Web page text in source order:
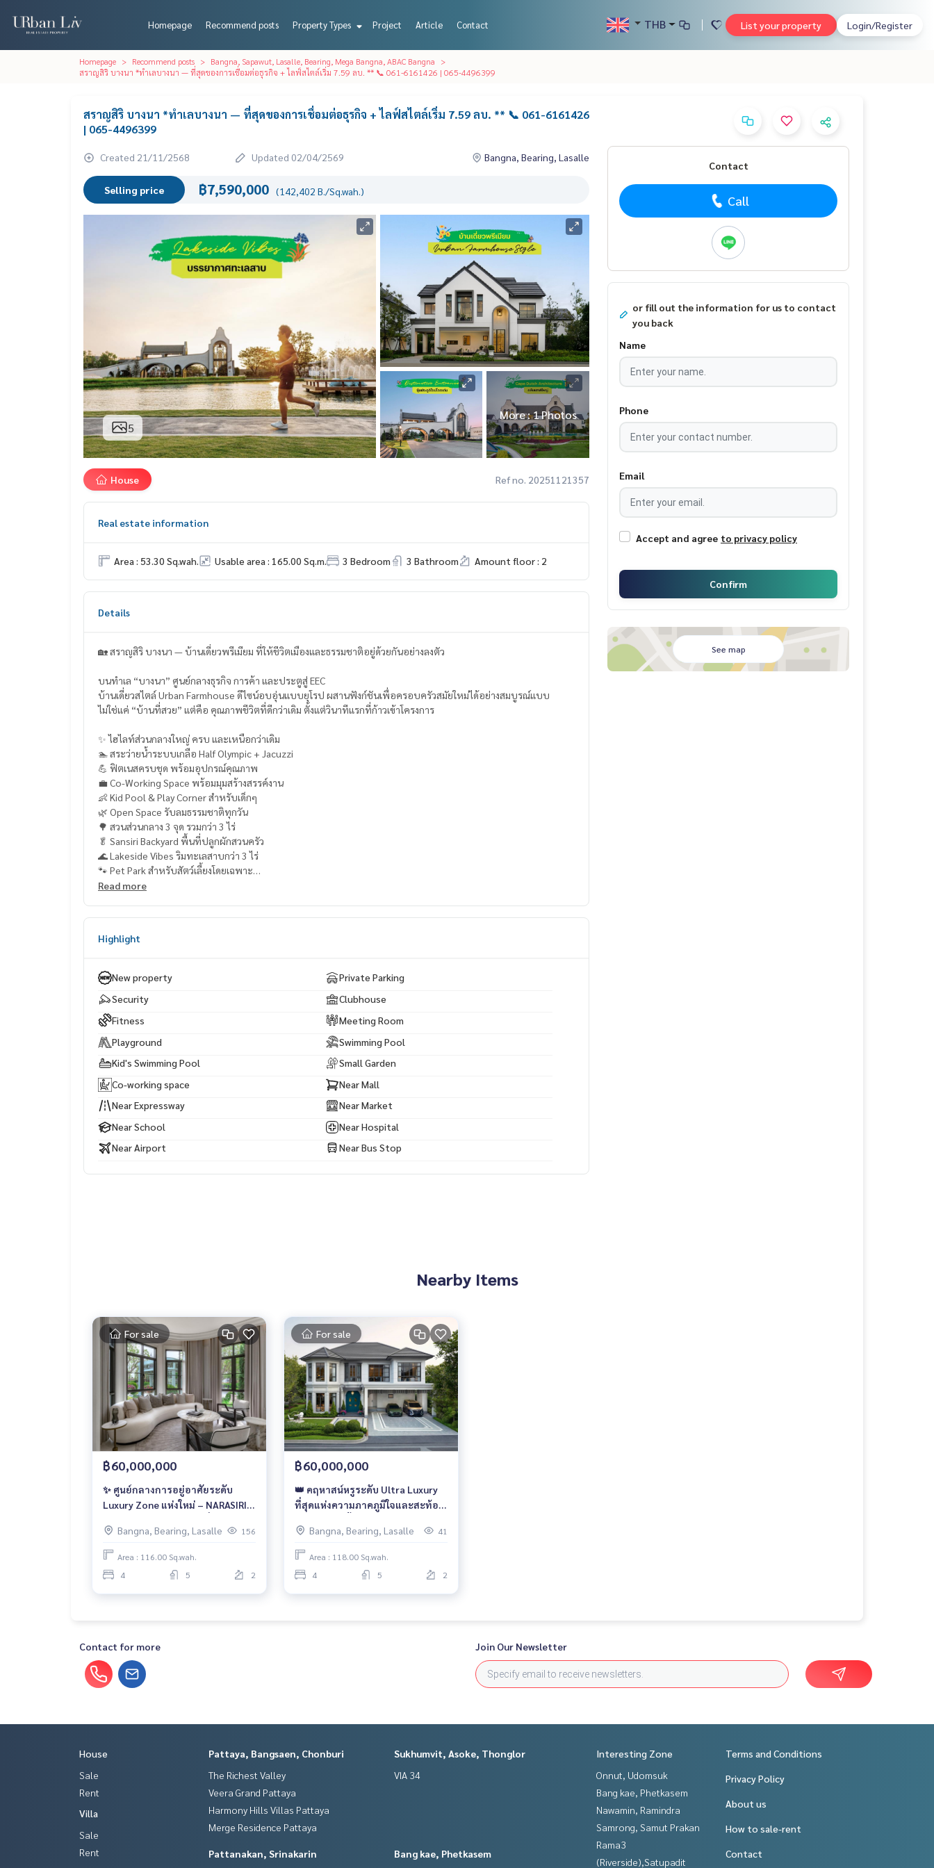
Homepage Recommend posts Property Types Project Article Contact THB List your property Login/Register
Homepage Recommend posts
Bangna, Sapawut, Lasalle, Bearing, Mega Bangna, ABAC Bangna
สราญสิริ บางนา *ทำเลบางนา — ที่สุดของการเชื่อมต่อธุรกิจ + ไลฟ์สไตล์เริ่ม 7.59 ลบ. ** 📞 061-6161426 | 065-4496399
สราญสิริ บางนา *ทำเลบางนา — ที่สุดของการเชื่อมต่อธุรกิจ + ไลฟ์สไตล์เริ่ม 7.59 ลบ. ** 📞 061-6161426
| 065-4496399
Created 21/11/2568 Updated 02/04/2569 Bangna, Bearing, Lasalle
Selling price ฿7,590,000 (142,402 B./Sq.wah.)
5
More : 1 Photos
House Ref no. 20251121357
Real estate information
Area : 53.30 Sq.wah. Usable area : 165.00 Sq.m. 3 Bedroom 3 Bathroom Amount floor : 2
Details
🏡 สราญสิริ บางนา — บ้านเดี่ยวพรีเมียม ที่ให้ชีวิตเมืองและธรรมชาติอยู่ด้วยกันอย่างลงตัว
บนทำเล “บางนา” ศูนย์กลางธุรกิจ การค้า และประตูสู่ EEC
บ้านเดี่ยวสไตล์ Urban Farmhouse ดีไซน์อบอุ่นแบบยุโรป ผสานฟังก์ชันเพื่อครอบครัวสมัยใหม่ได้อย่างสมบูรณ์แบบ
ไม่ใช่แค่ “บ้านที่สวย” แต่คือ คุณภาพชีวิตที่ดีกว่าเดิม ตั้งแต่วินาทีแรกที่ก้าวเข้าโครงการ
✨ ไฮไลท์ส่วนกลางใหญ่ ครบ และเหนือกว่าเดิม
🏊 สระว่ายน้ำระบบเกลือ Half Olympic + Jacuzzi
💪 ฟิตเนสครบชุด พร้อมอุปกรณ์คุณภาพ
💼 Co-Working Space พร้อมมุมสร้างสรรค์งาน
👶 Kid Pool & Play Corner สำหรับเด็กๆ
🌿 Open Space รับลมธรรมชาติทุกวัน
🌳 สวนส่วนกลาง 3 จุด รวมกว่า 3 ไร่
🥬 Sansiri Backyard พื้นที่ปลูกผักสวนครัว
🌊 Lakeside Vibes ริมทะเลสาบกว่า 3 ไร่
🐾 Pet Park สำหรับสัตว์เลี้ยงโดยเฉพาะ
ทุกมุมออกแบบให้ “พักผ่อนจริงได้ทุกวัน”
พื้นที่ใช้สอย 165 – 243 ตร.ม.
แบบบ้านโปร่ง โล่ง อยู่สบาย
📍 ทำเลบางนา…ครบทุกด้านของการใช้ชีวิต
-ใกล้ ทางด่วนบางนา เดินทางเข้าเมืองง่าย
เดินทางสะดวกถึง สนามบินสุวรรณภูมิ
-รายล้อมด้วย Mega Bangna, คอมมูนิตี้มอลล์, โรงพยาบาล และโรงเรียนนานาชาติ
-เชื่อมต่อ สุขุมวิท ได้สะดวก
ครบทั้งชีวิตเมือง + ชีวิตครอบครัวอย่างแท้จริง
💥 ราคาเริ่มต้นเพียง 7.59 ล้านบาท*
📞061-6161426|065-4496399
Read more
Highlight
New property
Private Parking
Security
Clubhouse
Fitness
Meeting Room
Playground
Swimming Pool
Kid's Swimming Pool
Small Garden
Co-working space
Near Mall
Near Expressway
Near Market
Near School
Near Hospital
Near Airport
Near Bus Stop
Contact
Call
or fill out the information for us to contact
you back
Name
Phone
Email
Accept and agree to privacy policy
Confirm
See map
Nearby Items
For sale
฿60,000,000
✨ ศูนย์กลางการอยู่อาศัยระดับ
Luxury Zone แห่งใหม่ – NARASIRI
กว่าความหรูหรา 📞 061-6161426 |
065-4496399 💚 LINE: @wsrcondo
Bangna, Bearing, Lasalle 156
Area : 116.00 Sq.wah.
4
5 2
For sale
฿60,000,000
​👑 คฤหาสน์หรูระดับ Ultra Luxury
ที่สุดแห่งความภาคภูมิใจและสะท้อน
บางนา กม.10 เริ่ม 60 ลบ.* ทัก Line:
@urbanliv
Bangna, Bearing, Lasalle 41
Area : 118.00 Sq.wah.
4
5 2
Contact for more Join Our Newsletter
House
Sale
Rent
Villa
Sale
Rent
Pattaya, Bangsaen, Chonburi
The Richest Valley
Veera Grand Pattaya
Harmony Hills Villas Pattaya
Merge Residence Pattaya
Sukhumvit, Asoke, Thonglor
VIA 34
Pattanakan, Srinakarin Bang kae, Phetkasem
Interesting Zone
Onnut, Udomsuk
Bang kae, Phetkasem
Nawamin, Ramindra
Samrong, Samut Prakan
Rama3
(Riverside),Satupadit
Terms and Conditions
Privacy Policy
About us
How to sale-rent
Contact